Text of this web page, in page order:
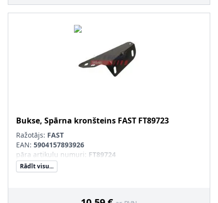
Bukse, Spārna kronšteins FAST FT89723
Ražotājs: FAST
EAN: 5904157893926
pāra artikulu numuri: FT89724
Rādīt visu...